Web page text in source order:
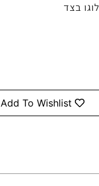
בצד
Add To Wishlist